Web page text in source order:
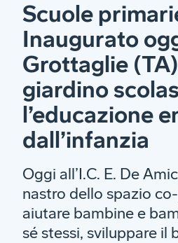
Scuole
Inaugurato
Grottaglie
giardino
l’educazione
dall’infanzia
Oggi all’I.C. E. De
nastro dello spazio
aiutare bambine e
sé stessi, sviluppare il